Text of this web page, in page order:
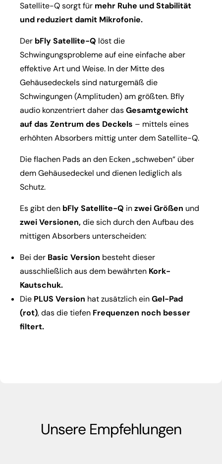
Satellite-Q sorgt für mehr Ruhe und Stabilität
und reduziert damit Mikrofonie.
Der bFly Satellite-Q löst die
Schwingungsprobleme auf eine einfache aber
effektive Art und Weise. In der Mitte des
Gehäusedeckels sind naturgemäß die
Schwingungen (Amplituden) am größten. Bfly
audio konzentriert daher dasGesamtgewicht
auf das Zentrum des Deckels – mittels eines
erhöhten Absorbers mittig unter dem Satellite-Q.
Die flachen Pads an den Ecken „schweben“ über
dem Gehäusedeckel und dienen lediglich als
Schutz.
Es gibt den bFly Satellite-Q inzwei Größen und
zwei Versionen,die sich durch den Aufbau des
mittigen Absorbers unterscheiden:
Bei der Basic Version besteht dieser
ausschließlich aus dem bewährten Kork-
Kautschuk.
Die PLUS Version hat zusätzlich einGel-Pad
(rot), das die tiefen Frequenzen noch besser
filtert.
Unsere Empfehlungen